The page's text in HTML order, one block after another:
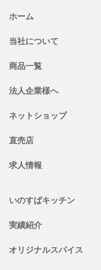
ホーム
当社について
商品一覧
法人企業様へ
ネットショップ
直売店
求人情報
いのすぱキッチン
実績紹介
オリジナルスパイス